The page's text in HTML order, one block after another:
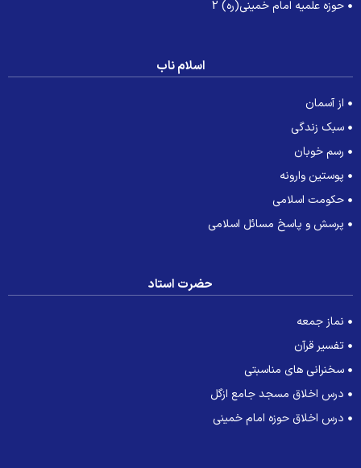
حوزه علمیه امام خمینی(ره) 2
اسلام ناب
از آسمان
سبک زندگی
رسم خوبان
پوستین وارونه
حکومت اسلامی
پرسش و پاسخ مسائل اسلامی
حضرت استاد
نماز جمعه
تفسیر قرآن
سخنرانی های مناسبتی
درس اخلاق مسجد جامع ازگل
درس اخلاق حوزه امام خمینی